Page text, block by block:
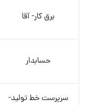
برق کار- آقا
حسابدار
سرپرست خط تولید-